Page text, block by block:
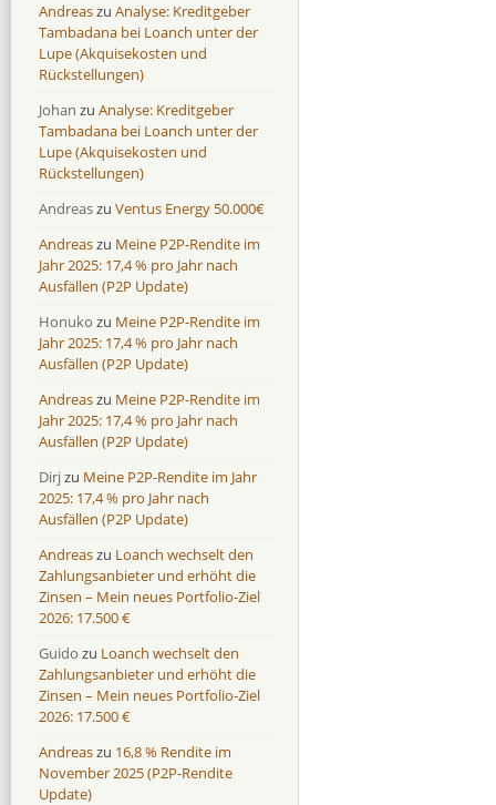
Moncera
8,0 %
Monestro
9,1 %
Neo Finance
Omaraha
16,4 %
Moncera
11,1 %
Monestro
>1000%
Neo Finance
Omaraha
18,0 %
Andreaszu Analyse: Kreditgeber
Tambadana bei Loanch unter der
Lupe (Akquisekosten und
Rückstellungen)
Johan zu Analyse: Kreditgeber
Tambadana bei Loanch unter der
Lupe (Akquisekosten und
Rückstellungen)
Andreaszu Ventus Energy 50.000€
Andreaszu Meine P2P-Rendite im
Jahr 2025: 17,4 % pro Jahr nach
Ausfällen (P2P Update)
Honuko zu Meine P2P-Rendite im
Jahr 2025: 17,4 % pro Jahr nach
Ausfällen (P2P Update)
Andreaszu Meine P2P-Rendite im
Jahr 2025: 17,4 % pro Jahr nach
Ausfällen (P2P Update)
Dirjzu Meine P2P-Rendite im Jahr
2025: 17,4 % pro Jahr nach
Ausfällen (P2P Update)
Andreaszu Loanch wechselt den
Zahlungsanbieter und erhöht die
Zinsen – Mein neues Portfolio-Ziel
2026: 17.500 €
Guido zu Loanch wechselt den
Zahlungsanbieter und erhöht die
Zinsen – Mein neues Portfolio-Ziel
2026: 17.500 €
Andreaszu 16,8 % Rendite im
November 2025 (P2P-Rendite
Update)